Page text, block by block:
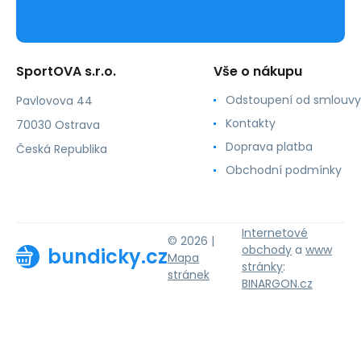
SportOVA s.r.o.
Pavlovova 44
70030 Ostrava
Česká Republika
Vše o nákupu
Odstoupení od smlouvy
Kontakty
Doprava platba
Obchodní podmínky
bundicky.cz
© 2026 |
Mapa
stránek
Internetové
obchody a www
stránky:
BINARGON.cz